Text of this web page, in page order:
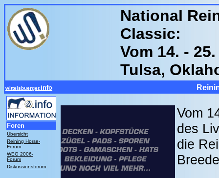
National
Classic:
Vom 14. -
Tulsa,
wittelsbuerger. info
Foren
Übersicht
Reining Horse-
Forum
WEG 2006-
Forum
Diskussionsforum
Vom
des
die